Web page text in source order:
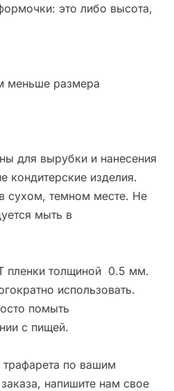
это либо высота,
меньше размера
для вырубки и нанесения
кондитерские изделия.
сухом, темном месте. Не
мыть в
пленки толщиной 0.5 мм.
использовать.
помыть
с пищей.
по вашим
напишите нам свое